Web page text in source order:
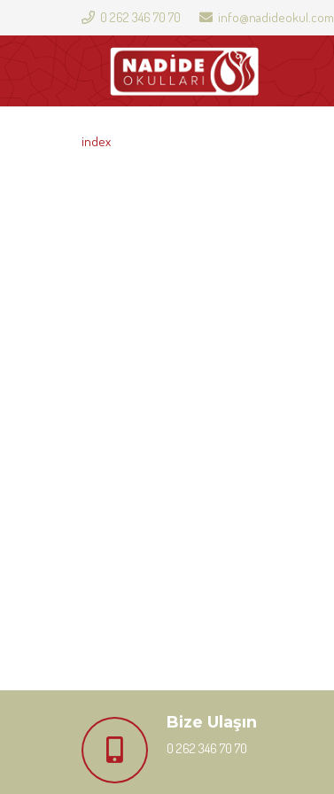
0 262 346 70 70 info@nadideokul.com
index
Bize Ulaşın
0 262 346 70 70